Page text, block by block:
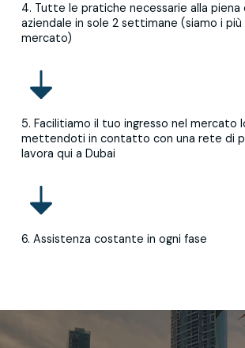
4. Tutte le pratiche necessarie alla
aziendale in sole 2 settimane (siamo i più
mercato)
5. Facilitiamo il tuo ingresso nel mercato
mettendoti in contatto con una rete di
lavora qui a Dubai
6. Assistenza costante in ogni fase